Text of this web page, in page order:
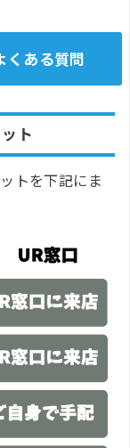
くある質問
ト
トを下記にま